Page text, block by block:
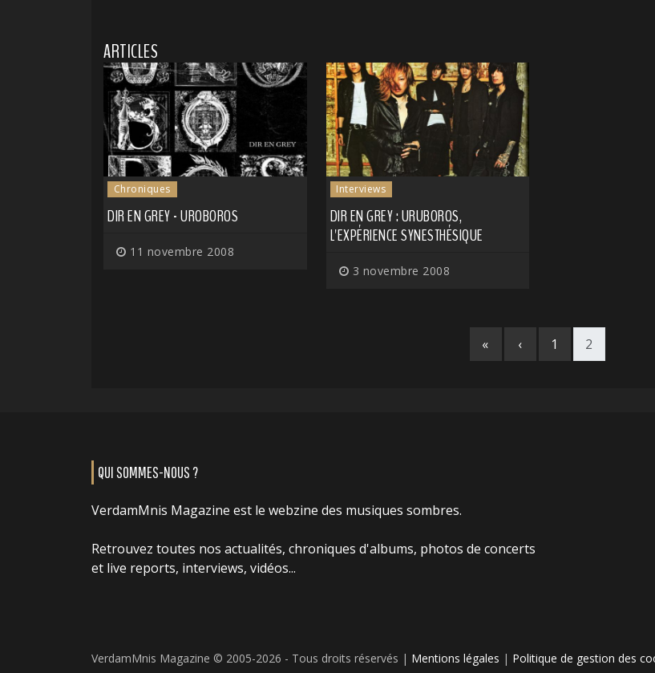
ARTICLES
Chroniques
DIR EN GREY - UROBOROS
11 novembre 2008
Interviews
DIR EN GREY : URUBOROS,
L'EXPÉRIENCE SYNESTHÉSIQUE
3 novembre 2008
« ‹ 1 2
QUI SOMMES-NOUS ?
VerdamMnis Magazine est le webzine des musiques sombres.
Retrouvez toutes nos actualités, chroniques d'albums, photos de concerts
et live reports, interviews, vidéos...
VerdamMnis Magazine © 2005-2026 - Tous droits réservés | Mentions légales | Politique de gestion des